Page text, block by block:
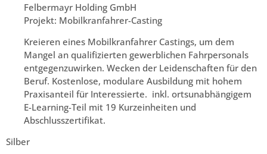
Felbermayr Holding GmbH
Projekt: Mobilkranfahrer-Casting
Kreieren eines Mobilkranfahrer Castings, um dem
Mangel an qualifizierten gewerblichen Fahrpersonals
entgegenzuwirken. Wecken der Leidenschaften für den
Beruf. Kostenlose, modulare Ausbildung mit hohem
Praxisanteil für Interessierte. inkl. ortsunabhängigem
E-Learning-Teil mit 19 Kurzeinheiten und
Abschlusszertifikat.
Silber